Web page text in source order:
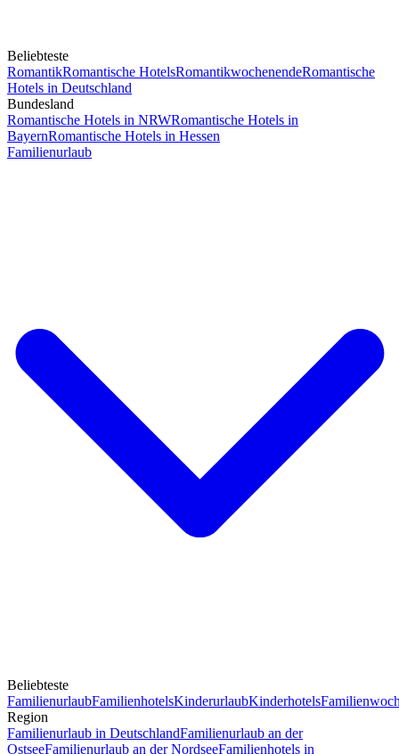
Beliebteste
RomantikRomantische HotelsRomantikwochenendeRomantische
Hotels in Deutschland
Bundesland
Romantische Hotels in NRWRomantische Hotels in
BayernRomantische Hotels in Hessen
Familienurlaub
Beliebteste
FamilienurlaubFamilienhotelsKinderurlaubKinderhotels
Region
Familienurlaub in DeutschlandFamilienurlaub an der
OstseeFamilienurlaub an der NordseeFamilienhotels in